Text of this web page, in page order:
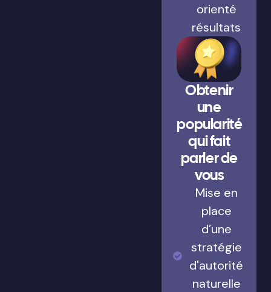
orienté
résultats
Obtenir
une
popularité
qui fait
parler de
vous
Mise en
place
d’une
stratégie
d'autorité
naturelle